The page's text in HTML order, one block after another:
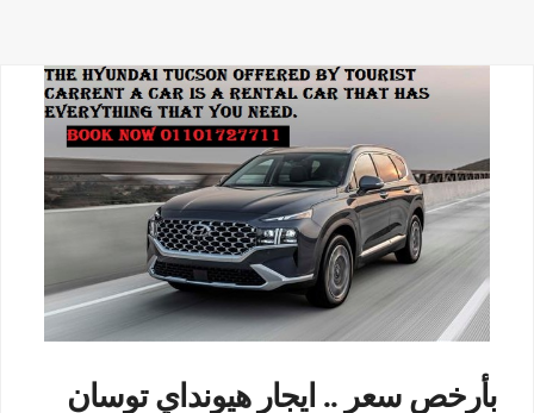
بأرخص سعر .. ايجار هيونداي توسان